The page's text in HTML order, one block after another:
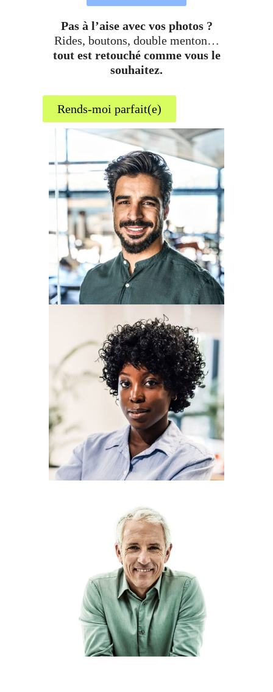
Pas à l’aise avec vos photos ?
Rides, boutons, double menton…
tout est retouché comme vous le
souhaitez.
Rends-moi parfait(e)